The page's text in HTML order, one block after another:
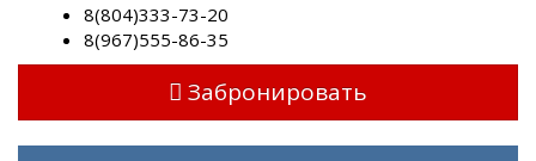
8(804)333-73-20
8(967)555-86-35
Забронировать